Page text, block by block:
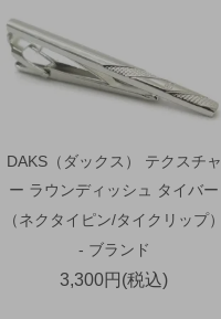
DAKS（ダックス） テクスチャ
ー ラウンディッシュ タイバー
（ネクタイピン/タイクリップ）
- ブランド
3,300円(税込)